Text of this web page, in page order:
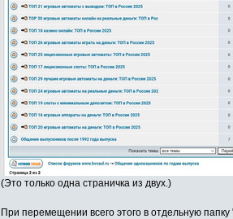
(Это только одна страничка из двух.)
При перемещении всего этого в отдельную